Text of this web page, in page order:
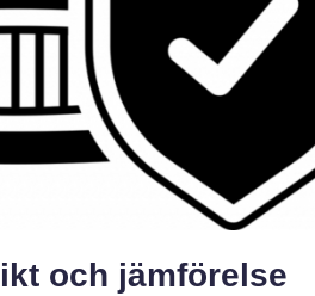
och jämförelse